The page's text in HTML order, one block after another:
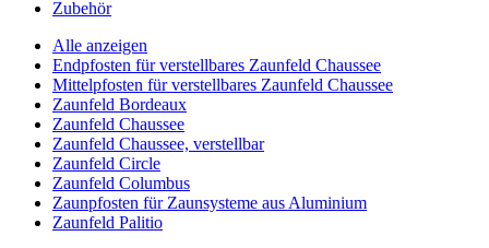
Zubehör
Alle anzeigen
Endpfosten für verstellbares Zaunfeld Chaussee
Mittelpfosten für verstellbares Zaunfeld Chaussee
Zaunfeld Bordeaux
Zaunfeld Chaussee
Zaunfeld Chaussee, verstellbar
Zaunfeld Circle
Zaunfeld Columbus
Zaunpfosten für Zaunsysteme aus Aluminium
Zaunfeld Palitio